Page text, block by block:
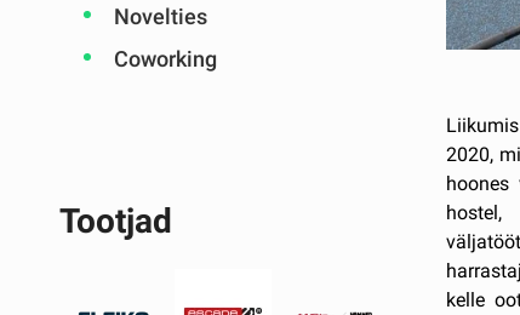
Novelties
Coworking
Tootjad
2020,
hostel,
kelle